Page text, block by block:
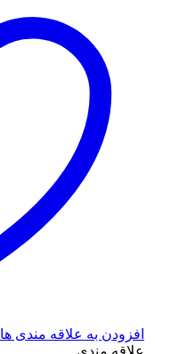
افزودن به علاقه مندی ها
علاقه مندی